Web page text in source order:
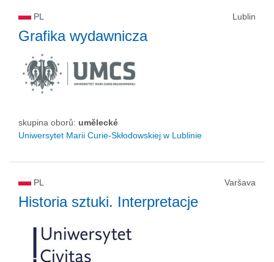
PL Lublin
Grafika wydawnicza
skupina oborů: umělecké
Uniwersytet Marii Curie-Skłodowskiej w Lublinie
PL Varšava
Historia sztuki. Interpretacje